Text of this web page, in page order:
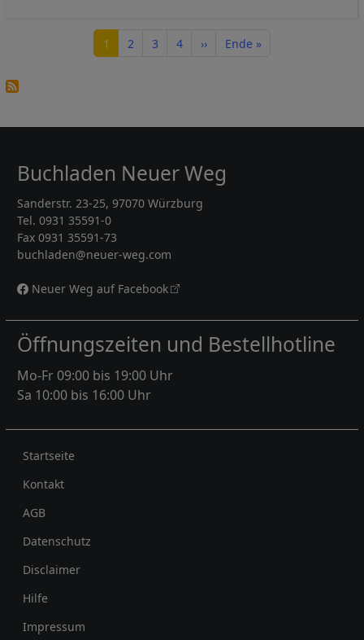
Seite
1 Seite
2 Seite
3 Seite
4 Nächste Seite
›› Letzte Seite
Ende »
Buchladen Neuer Weg
Sanderstr. 23-25, 97070 Würzburg
Tel. 0931 35591-0
Fax 0931 35591-73
buchladen@neuer-weg.com
Neuer Weg auf Facebook
Öffnungszeiten und Bestellhotline
Mo-Fr 09:00 bis 19:00 Uhr
Sa 10:00 bis 16:00 Uhr
Rechtliches
Startseite
Kontakt
AGB
Datenschutz
Disclaimer
Hilfe
Impressum